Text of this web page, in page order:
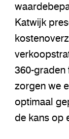
Katwijk
360-graden
zorgen we
optimaal
de kans op